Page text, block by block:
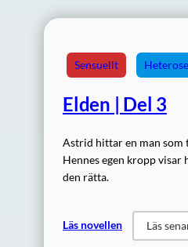
Sensuellt
Elden | Del 3
Astrid hittar en man som
Hennes egen kropp
den rätta.
Läs novellen Läs